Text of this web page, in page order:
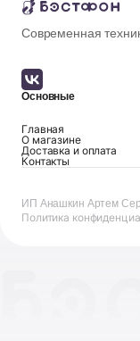
Современная
Основные
Главная
О магазине
Доставка и оплата
Контакты
ИП Анашкин Артем
Политика